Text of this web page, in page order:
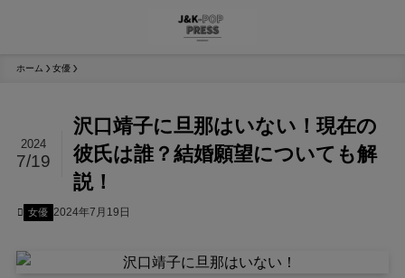
ホーム 女優
沢口靖子に旦那はいない！現在の
彼氏は誰？結婚願望についても解
説！
2024
7/19
女優 2024年7月19日